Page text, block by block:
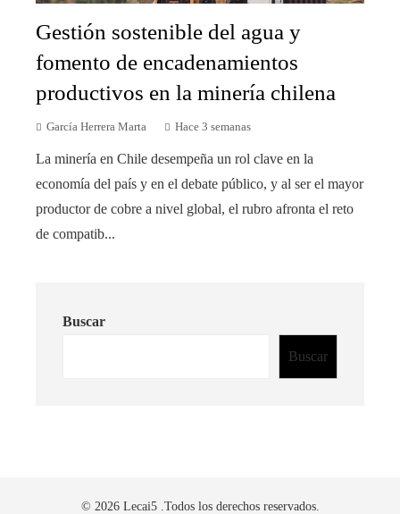
Gestión sostenible del agua y
fomento de encadenamientos
productivos en la minería chilena
García Herrera Marta Hace 3 semanas
La minería en Chile desempeña un rol clave en la
economía del país y en el debate público, y al ser el mayor
productor de cobre a nivel global, el rubro afronta el reto
de compatib...
Buscar
Buscar
© 2026 Lecai5 .Todos los derechos reservados.